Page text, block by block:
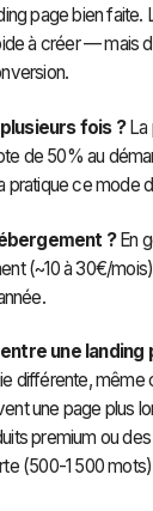
page bien faite.
à créer — mais
fois ?La
de 50% au
pratique ce mode
?En
(~10 à 30€/
une landing
différente, même
une page plus
premium ou
(500-1 500